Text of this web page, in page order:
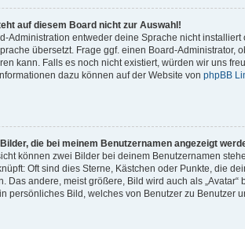
auf diesem Board nicht zur Auswahl!
Administration entweder deine Sprache nicht
übersetzt. Frage ggf. einen Board-Administrator,
kann. Falls es noch nicht existiert, würden wir uns
dazu können auf der Website von phpBB
die bei meinem Benutzernamen angezeigt
können zwei Bilder bei deinem Benutzernamen
Oft sind dies Sterne, Kästchen oder Punkte, die
Das andere, meist größere, Bild wird auch als
persönliches Bild, welches von Benutzer zu Benutzer